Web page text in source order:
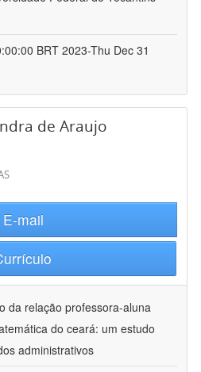
BRT 2023-Thu Dec 31
de Araujo
E-mail
da relação professora-aluna
do ceará: um estudo
administrativos